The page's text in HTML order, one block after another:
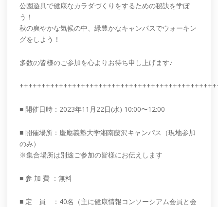
公園遊具で健康なカラダづくりをするための秘訣を学ぼ
う！
秋の爽やかな気候の中、緑豊かなキャンパスでウォーキン
グをしよう！
多数の皆様のご参加を心よりお待ち申し上げます♪
■ 開催日時：2023年11月22日(水) 10:00〜12:00
■ 開催場所：慶應義塾大学湘南藤沢キャンパス（現地参加
のみ）
※集合場所は別途ご参加の皆様にお伝えします
■ 参 加 費 ：無料
■ 定 員 ：40名（主に健康情報コンソーシアム会員と会